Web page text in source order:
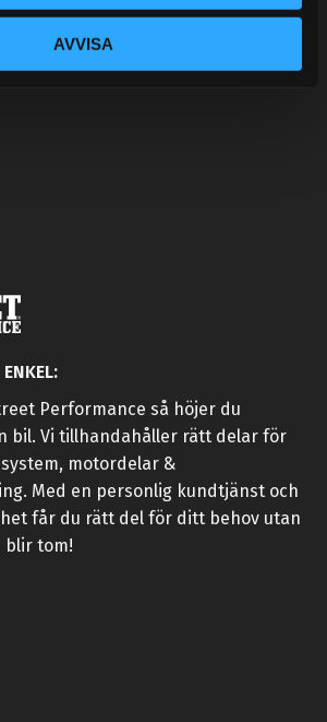
AVVISA
ENKEL:
Performance så höjer du
bil. Vi tillhandahåller rätt delar för
motordelar &
Med en personlig kundtjänst och
får du rätt del för ditt behov utan
blir tom!